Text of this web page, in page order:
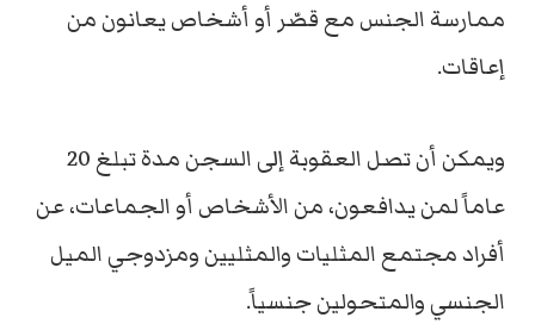
ممارسة الجنس مع قصّر أو أشخاص يعانون من
إعاقات.
ويمكن أن تصل العقوبة إلى السجن مدة تبلغ 20
عاماً لمن يدافعون، من الأشخاص أو الجماعات، عن
أفراد مجتمع المثليات والمثليين ومزدوجي الميل
الجنسي والمتحولين جنسياً.